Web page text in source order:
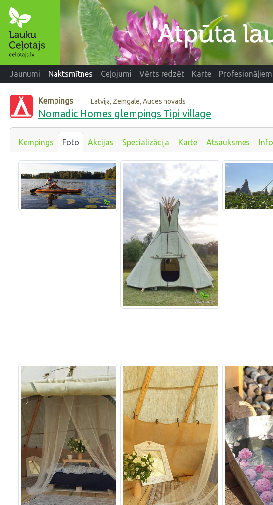
Jaunumi Naktsmītnes Ceļojumi Vērts redzēt Karte Profesionāļiem
Kempings Latvija, Zemgale, Auces novads
Nomadic Homes glempings Tipi village
Kempings Foto Akcijas Specializācija Karte Atsauksmes Info